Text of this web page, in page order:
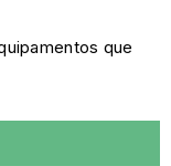
que